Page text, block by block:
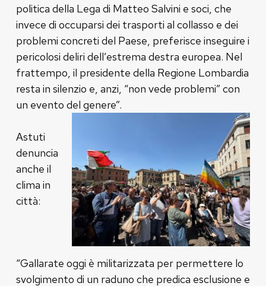
politica della Lega di Matteo Salvini e soci, che
invece di occuparsi dei trasporti al collasso e dei
problemi concreti del Paese, preferisce inseguire i
pericolosi deliri dell’estrema destra europea. Nel
frattempo, il presidente della Regione Lombardia
resta in silenzio e, anzi, “non vede problemi” con
un evento del genere”.
Astuti
denuncia
anche il
clima in
città:
“Gallarate oggi è militarizzata per permettere lo
svolgimento di un raduno che predica esclusione e